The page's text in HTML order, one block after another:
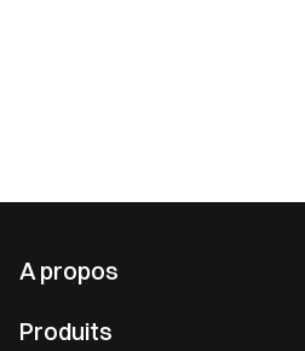
A propos
Produits